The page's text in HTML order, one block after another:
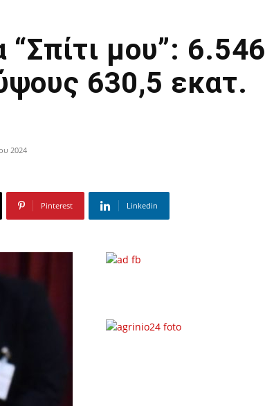
μου”: 6.546
630,5 εκατ.
2024
Pinterest Linkedin